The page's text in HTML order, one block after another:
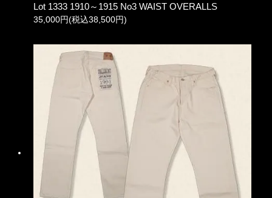
Lot 1333 1910～1915 No3 WAIST OVERALLS
35,000円(税込38,500円)